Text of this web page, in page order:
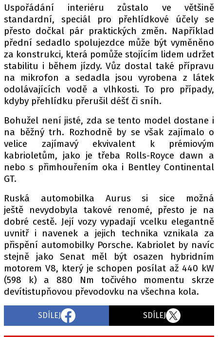
Uspořádání interiéru zůstalo ve většině
standardní, speciál pro přehlídkové účely se
přesto dočkal pár praktických změn. Například
přední sedadlo spolujezdce může být vyměněno
za konstrukci, která pomůže stojícím lidem udržet
stabilitu i během jízdy. Vůz dostal také přípravu
na mikrofon a sedadla jsou vyrobena z látek
odolávajících vodě a vlhkosti. To pro případy,
kdyby přehlídku přerušil déšť či sníh.
Bohužel není jisté, zda se tento model dostane i
na běžný trh. Rozhodně by se však zajímalo o
velice zajímavý ekvivalent k prémiovým
kabrioletům, jako je třeba Rolls-Royce dawn a
nebo s přimhouřením oka i Bentley Continental
GT.
Ruská automobilka Aurus si sice možná
ještě nevydobyla takové renomé, přesto je na
dobré cestě. Její vozy vypadají vcelku elegantně
uvnitř i navenek a jejich technika vznikala za
přispění automobilky Porsche. Kabriolet by navíc
stejně jako Senat měl být osazen hybridním
motorem V8, který je schopen posílat až 440 kW
(598 k) a 880 Nm točivého momentu skrze
devítistupňovou převodovku na všechna kola.
SDÍLEJ SDÍLEJ